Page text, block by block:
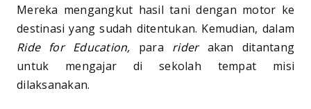
Mereka mengangkut hasil tani dengan motor ke
destinasi yang sudah ditentukan. Kemudian, dalam
Ride for Education, para riderakan ditantang
untuk mengajar di sekolah tempat misi
dilaksanakan.